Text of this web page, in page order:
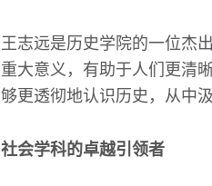
王志远是历史学院的一位杰
重大意义，有助于人们更清
够更透彻地认识历史，从中
社会学科的卓越引领者